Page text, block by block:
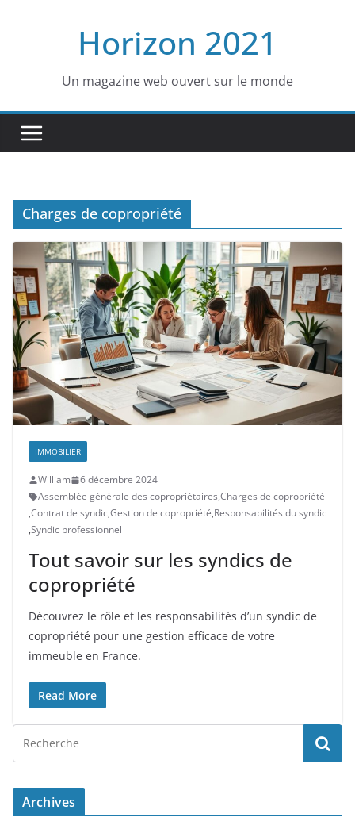
Horizon 2021
Un magazine web ouvert sur le monde
Charges de copropriété
IMMOBILIER
William
6 décembre 2024
Assemblée générale des copropriétaires,Charges de copropriété
,Contrat de syndic,Gestion de copropriété,Responsabilités du syndic
,Syndic professionnel
Tout savoir sur les syndics de
copropriété
Découvrez le rôle et les responsabilités d’un syndic de
copropriété pour une gestion efficace de votre
immeuble en France.
Read More
Archives